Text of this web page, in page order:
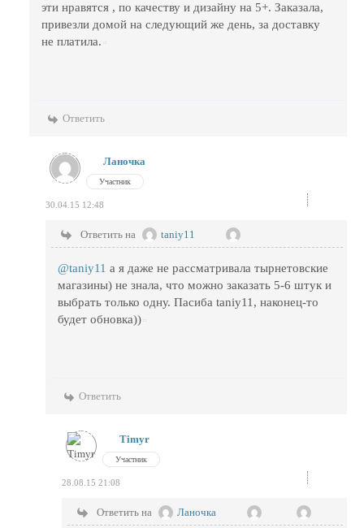
эти нравятся , по качеству и дизайну на 5+. Заказала,
привезли домой на следующий же день, за доставку
не платила.
Ответить
Ланочка
Участник
30.04.15 12:48
Ответить на taniy11
@taniy11 а я даже не рассматривала тырнетовские
магазины) не знала, что можно заказать 5-6 штук и
выбрать только одну. Пасиба taniy11, наконец-то
будет обновка))
Ответить
Timyr
Участник
28.08.15 21:08
Ответить на Ланочка